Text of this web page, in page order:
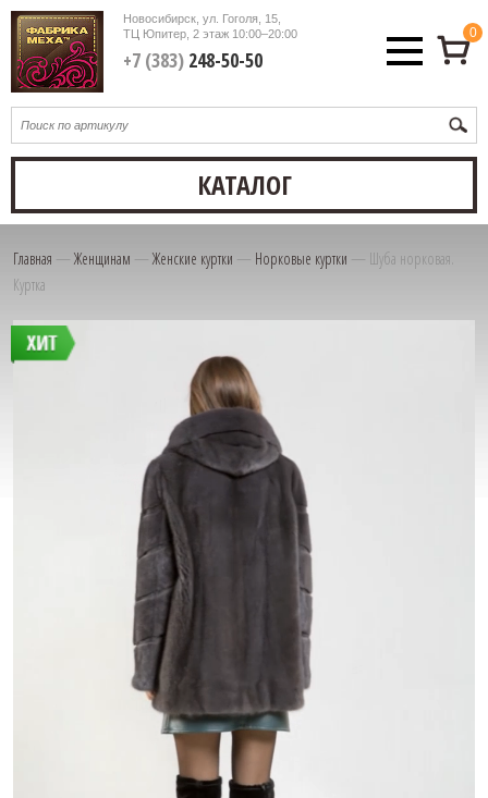
Новосибирск, ул. Гоголя, 15,
ТЦ Юпитер, 2 этаж10:00–20:00
+7 (383)248-50-50
0
КАТАЛОГ
Главная — Женщинам — Женские куртки — Норковые куртки — Шуба норковая.
Куртка